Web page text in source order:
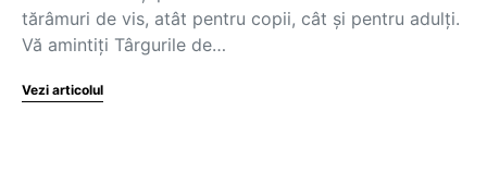
tărâmuri de vis, atât pentru copii, cât și pentru adulți.
Vă amintiți Târgurile de…
Vezi articolul